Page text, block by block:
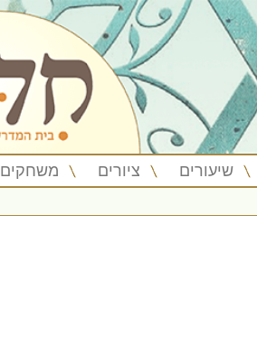
שיעורים ציורים משחקים